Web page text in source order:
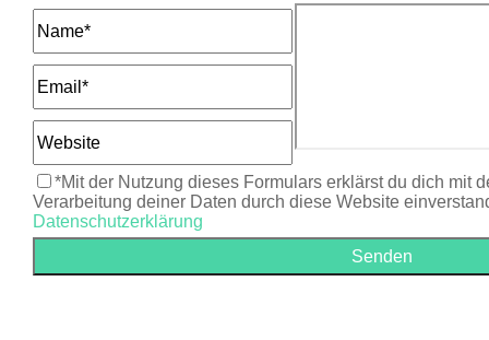
*Mit der Nutzung dieses Formulars erklärst du dich mit
Verarbeitung deiner Daten durch diese Website
Datenschutzerklärung